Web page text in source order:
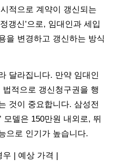
적으로 계약이 갱신되는
갱신’으로, 임대인과 세입
을 변경하고 갱신하는 방식
달라집니다. 만약 임대인
적으로 갱신청구권을 행
것이 중요합니다. 삼성전
모델은 150만원 내외로, 뛰
으로 인기가 높습니다.
우 | 예상 가격 |